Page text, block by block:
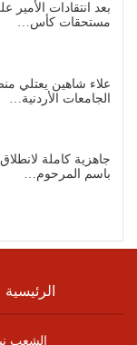
بعد انتقادات الأمير
مستحقات كأس…
علاء شاهين يعتلي
الجامعات الأردنية…
جاهزية كاملة
باسم المرحوم…
الرئيسية
الشعب نيوز © 2026.